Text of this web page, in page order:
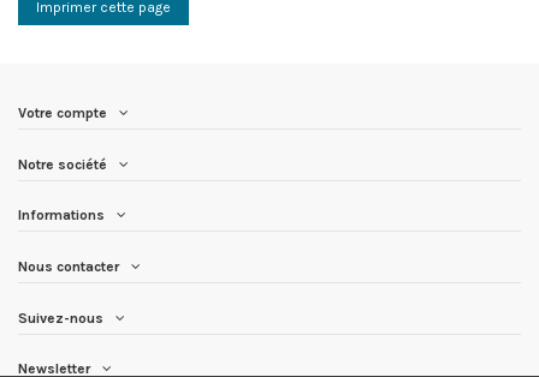
Votre compte
Notre société
Informations
Nous contacter
Suivez-nous
Newsletter